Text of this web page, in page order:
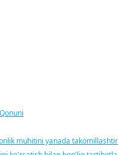
muhitini yanada